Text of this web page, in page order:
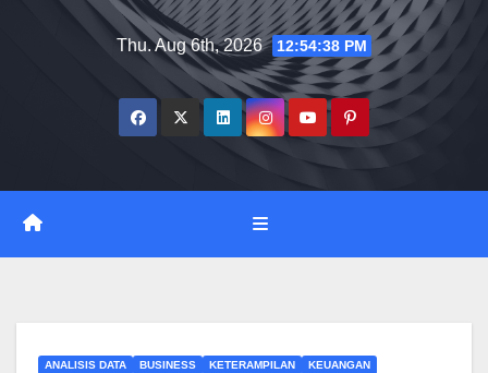
Thu. Aug 6th, 2026 12:54:39 PM
ANALISIS DATA BUSINESS KETERAMPILAN
KEUANGAN